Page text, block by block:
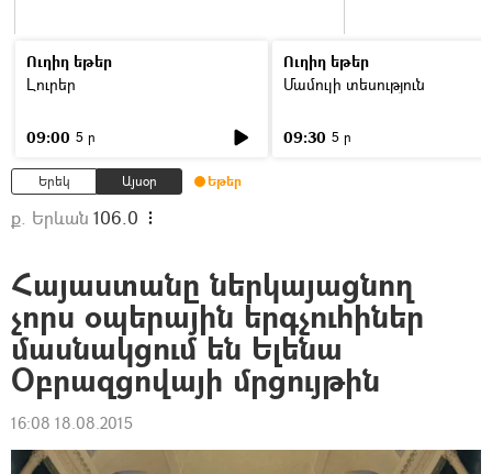
Ուղիղ եթեր
Լուրեր
09:00 5 ր
Ուղիղ եթեր
Մամուլի տեսություն
09:30 5 ր
Երեկ Այսօր Եթեր
ք. Երևան 106.0
Հայաստանը ներկայացնող
չորս օպերային երգչուհիներ
մասնակցում են Ելենա
Օբրազցովայի մրցույթին
16:08 18.08.2015